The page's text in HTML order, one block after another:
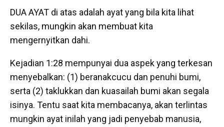
DUA AYAT di atas adalah ayat yang bila kita lihat
sekilas, mungkin akan membuat kita
mengernyitkan dahi.
Kejadian 1:28 mempunyai dua aspek yang terkesan
menyebalkan: (1) beranakcucu dan penuhi bumi,
serta (2) taklukkan dan kuasailah bumi akan segala
isinya. Tentu saat kita membacanya, akan terlintas
mungkin ayat inilah yang jadi penyebab manusia,